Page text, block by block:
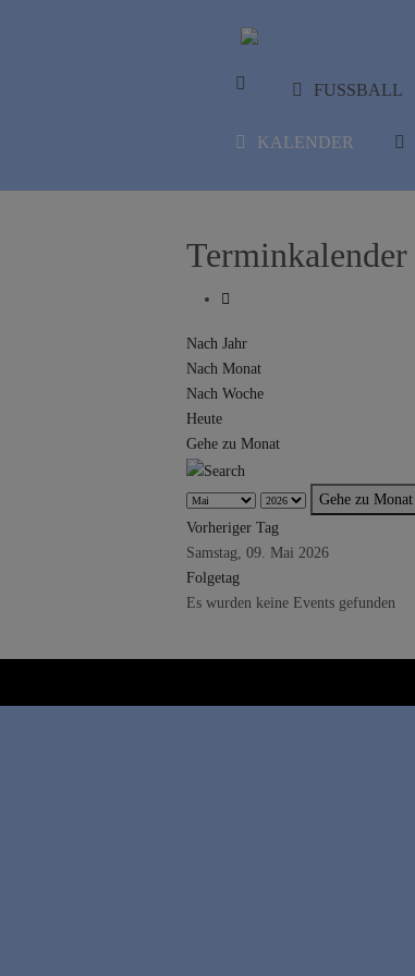
FUSSBALL
KALENDER
Terminkalender
Nach Jahr
Nach Monat
Nach Woche
Heute
Gehe zu Monat
Gehe zu Monat
Vorheriger Tag
Samstag, 09. Mai 2026
Folgetag
Es wurden keine Events gefunden